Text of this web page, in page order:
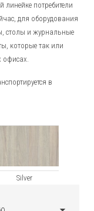
линейке потребители
для оборудования
столы и журнальные
которые так или
офисах.
в
Silver